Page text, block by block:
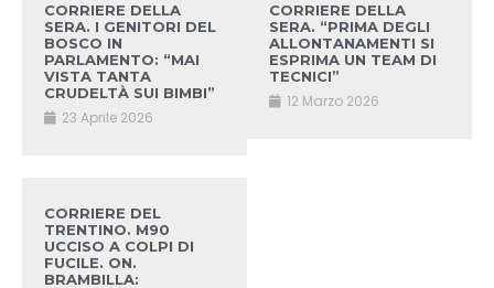
CORRIERE DELLA
SERA. I GENITORI DEL
BOSCO IN
PARLAMENTO: “MAI
VISTA TANTA
CRUDELTÀ SUI BIMBI”
23 Aprile 2026
CORRIERE DELLA
SERA. “PRIMA DEGLI
ALLONTANAMENTI SI
ESPRIMA UN TEAM DI
TECNICI”
12 Marzo 2026
CORRIERE DEL
TRENTINO. M90
UCCISO A COLPI DI
FUCILE. ON.
BRAMBILLA: